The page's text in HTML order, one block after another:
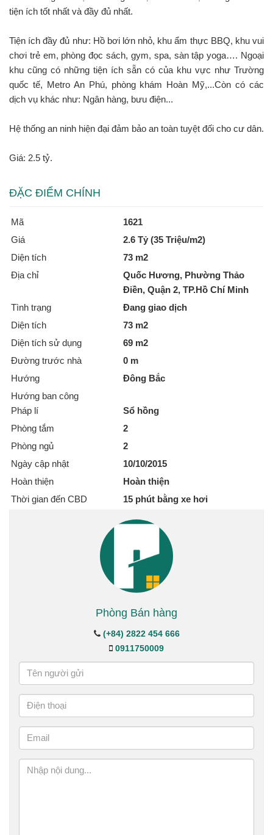
tiện ích tốt nhất và đầy đủ nhất.
Tiện ích đầy đủ như: Hồ bơi lớn nhỏ, khu ẩm thực BBQ, khu vui
chơi trẻ em, phòng đọc sách, gym, spa, sàn tập yoga…. Ngoại
khu cũng có những tiện ích sẵn có của khu vực như Trường
quốc tế, Metro An Phú, phòng khám Hoàn Mỹ,...Còn có các
dịch vụ khác như: Ngân hàng, bưu điện...
Hệ thống an ninh hiện đại đảm bảo an toàn tuyệt đối cho cư dân.
Giá: 2.5 tỷ.
ĐẶC ĐIỂM CHÍNH
Mã
1621
Giá
2.6 Tỷ (35 Triệu/m2)
Diện tích
73 m2
Địa chỉ
Quốc Hương, Phường Thảo
Điền, Quận 2, TP.Hồ Chí Minh
Tình trạng
Đang giao dịch
Diện tích
73 m2
Diện tích sử dụng
69 m2
Đường trước nhà
0 m
Hướng
Đông Bắc
Hướng ban công
Pháp lí
Sổ hồng
Phòng tắm
2
Phòng ngủ
2
Ngày cập nhật
10/10/2015
Hoàn thiện
Hoàn thiện
Thời gian đến CBD
15 phút bằng xe hơi
Phòng Bán hàng
(+84) 2822 454 666
0911750009